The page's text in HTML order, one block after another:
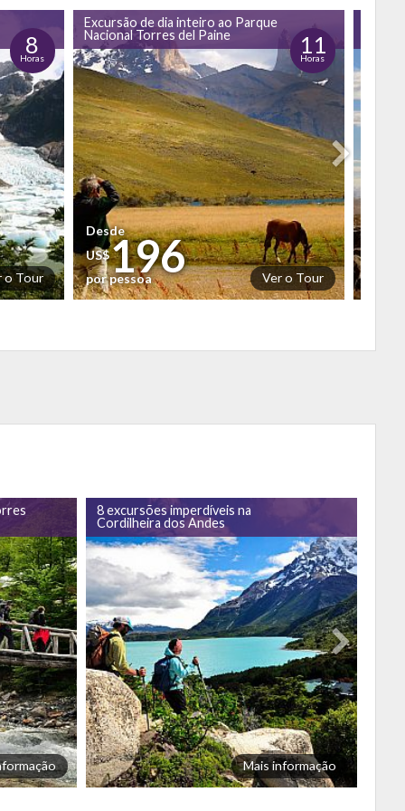
8
Horas
o Tour
Excursão de dia inteiro ao Parque
Nacional Torres del Paine
11
Horas
Ver o Tour
Desde
US$196
por pessoa
8 excursões imperdíveis na
Cordilheira dos Andes
Mais informação